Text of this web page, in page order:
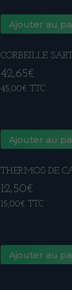
Ajouter au
CORBEILLE
42,65€
45,00€ TTC
Ajouter au
THERMOS DE
12,50€
15,00€ TTC
Ajouter au